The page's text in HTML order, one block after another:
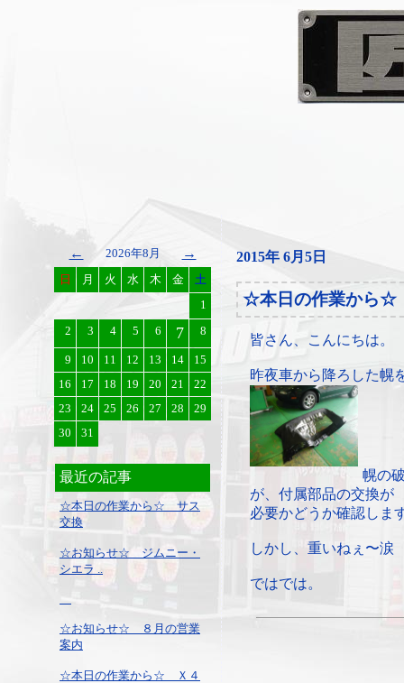
← 2026年8月 →
日 月 火 水 木 金
土
1
2
3 4 5 6 7 8
9 10 11 12 13 14
15
16
17 18 19 20 21
22
23
24 25 26 27 28
29
30
31
最近の記事
☆本日の作業から☆ サス
交換
☆お知らせ☆ ジムニー・
シエラ ..
☆お知らせ☆ ８月の営業
案内
☆本日の作業から☆ Ｘ４
2015年 6月5日
☆本日の作業から☆
皆さん、こんにちは。
昨夜車から降ろした幌
幌の
が、付属部品の交換が
必要かどうか確認しま
しかし、重いねぇ〜涙
ではでは。